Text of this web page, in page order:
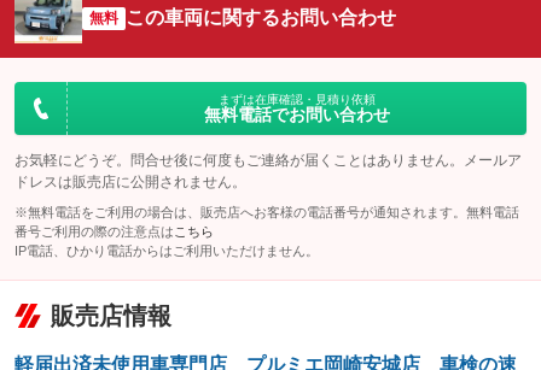
サイドカメラ
：装備なし ルーフレール
：装備なし
：装備なし
：装備なし
無料 この車両に関するお問い合わせ
まずは在庫確認・見積り依頼
無料電話でお問い合わせ
お気軽にどうぞ。問合せ後に何度もご連絡が届くことはありません。メールア
ドレスは販売店に公開されません。
※無料電話をご利用の場合は、販売店へお客様の電話番号が通知されます。無料電話
番号ご利用の際の注意点は こちら
IP電話、ひかり電話からはご利用いただけません。
販売店情報
軽届出済未使用車専門店 プルミエ岡崎安城店 車検の速